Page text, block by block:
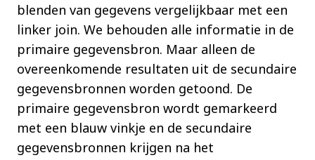
blenden van gegevens vergelijkbaar met een
linker join. We behouden alle informatie in de
primaire gegevensbron. Maar alleen de
overeenkomende resultaten uit de secundaire
gegevensbronnen worden getoond. De
primaire gegevensbron wordt gemarkeerd
met een blauw vinkje en de secundaire
gegevensbronnen krijgen na het